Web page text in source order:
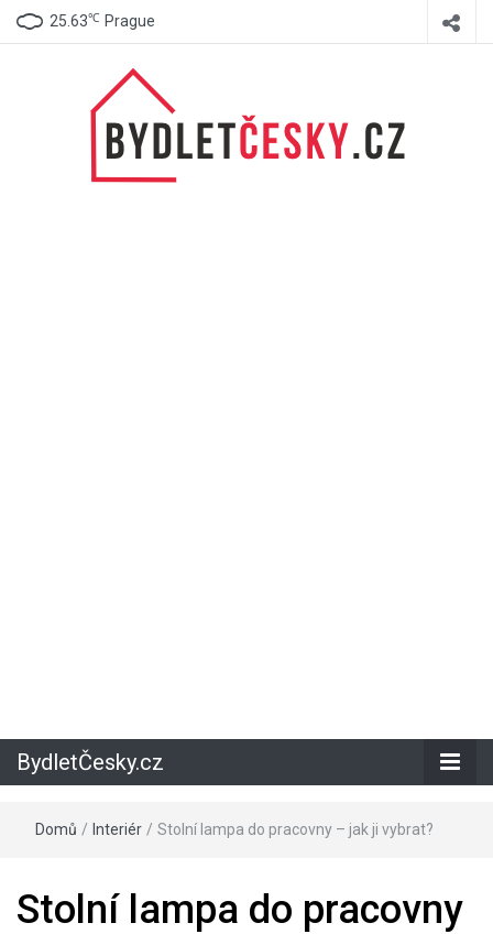
25.63℃ Prague
BydletČesky.cz
Domů / Interiér / Stolní lampa do pracovny – jak ji vybrat?
Stolní lampa do pracovny